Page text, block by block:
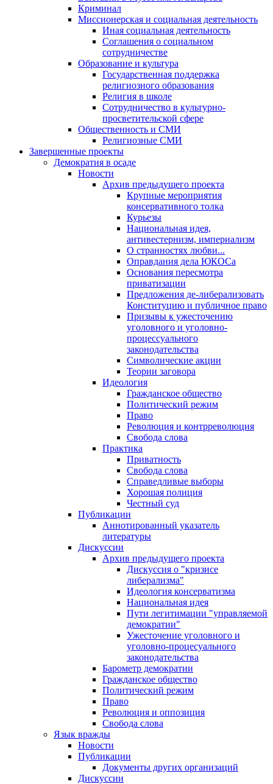
Криминал
Миссионерская и социальная деятельность
Иная социальная деятельность
Соглашения о социальном
сотрудничестве
Образование и культура
Государственная поддержка
религиозного образования
Религия в школе
Сотрудничество в культурно-
просветительской сфере
Общественность и СМИ
Религиозные СМИ
Завершенные проекты
Демократия в осаде
Новости
Архив предыдущего проекта
Крупные мероприятия
консервативного толка
Курьезы
Национальная идея,
антивестернизм, империализм
О странностях любви...
Оправдания дела ЮКОСа
Основания пересмотра
приватизации
Предложения де-либерализовать
Конституцию и публичное право
Призывы к ужесточению
уголовного и уголовно-
процессуального
законодательства
Символические акции
Теории заговора
Идеология
Гражданское общество
Политический режим
Право
Революция и контрреволюция
Свобода слова
Практика
Приватность
Свобода слова
Справедливые выборы
Хорошая полиция
Честный суд
Публикации
Аннотированный указатель
литературы
Дискуссии
Архив предыдущего проекта
Дискуссия о "кризисе
либерализма"
Идеология консерватизма
Национальная идея
Пути легитимации "управляемой
демократии"
Ужесточение уголовного и
уголовно-процесуального
законодательства
Барометр демократии
Гражданское общество
Политический режим
Право
Революция и оппозиция
Свобода слова
Язык вражды
Новости
Публикации
Документы других организаций
Дискуссии